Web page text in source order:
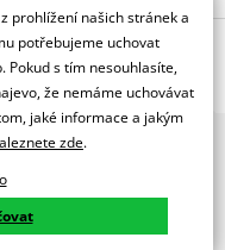
doplňky i náhradní
prohlížení našich stránek a
potřebujeme uchovat
Pokud s tím nesouhlasíte,
že nemáme uchovávat
jaké informace a jakým
zde.